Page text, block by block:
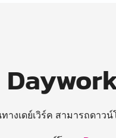
างเดย์เวิร์ค สามารถดาว